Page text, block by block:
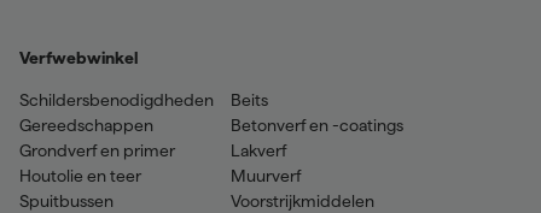
Verfwebwinkel
Schildersbenodigdheden
Gereedschappen
Grondverf en primer
Houtolie en teer
Spuitbussen
Beits
Betonverf en -coatings
Lakverf
Muurverf
Voorstrijkmiddelen